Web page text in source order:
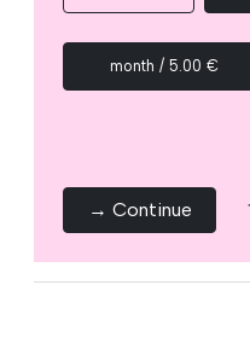
€ 5.00 / month
Continue →